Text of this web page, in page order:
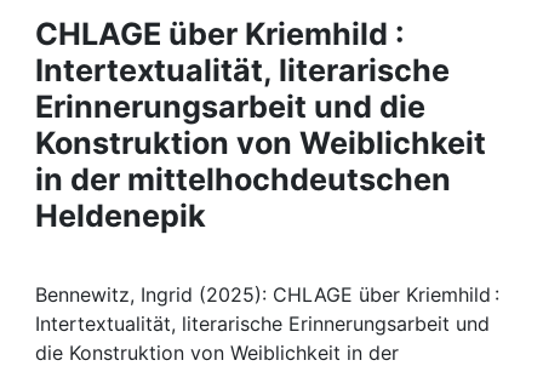
Projects
People
Institutions
Awards
Help
CHLAGE über Kriemhild :
Intertextualität, literarische
Erinnerungsarbeit und die
Konstruktion von Weiblichkeit
in der mittelhochdeutschen
Heldenepik
Bennewitz, Ingrid (2025): CHLAGE über Kriemhild :
Intertextualität, literarische Erinnerungsarbeit und
die Konstruktion von Weiblichkeit in der